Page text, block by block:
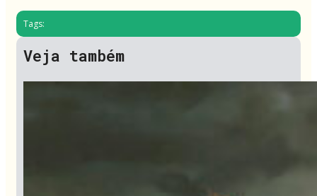
Tags:
Veja também